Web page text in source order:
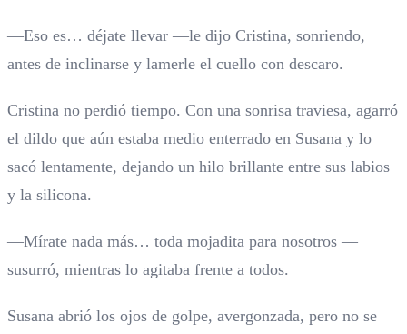
—Eso es… déjate llevar —le dijo Cristina, sonriendo,
antes de inclinarse y lamerle el cuello con descaro.
Cristina no perdió tiempo. Con una sonrisa traviesa, agarró
el dildo que aún estaba medio enterrado en Susana y lo
sacó lentamente, dejando un hilo brillante entre sus labios
y la silicona.
—Mírate nada más… toda mojadita para nosotros —
susurró, mientras lo agitaba frente a todos.
Susana abrió los ojos de golpe, avergonzada, pero no se